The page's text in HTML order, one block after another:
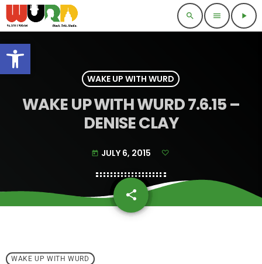
Open toolbar
search menu play_arrow
WAKE UP WITH WURD
WAKE UP WITH WURD 7.6.15 –
DENISE CLAY
today JULY 6, 2015
share
email
WAKE UP WITH WURD